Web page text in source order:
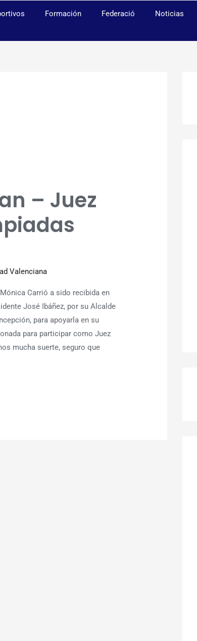
Formación Federació Noticias
– Juez
Valenciana
Carrió a sido recibida en
José Ibáñez, por su Alcalde
para apoyarla en su
para participar como Juez
mucha suerte, seguro que